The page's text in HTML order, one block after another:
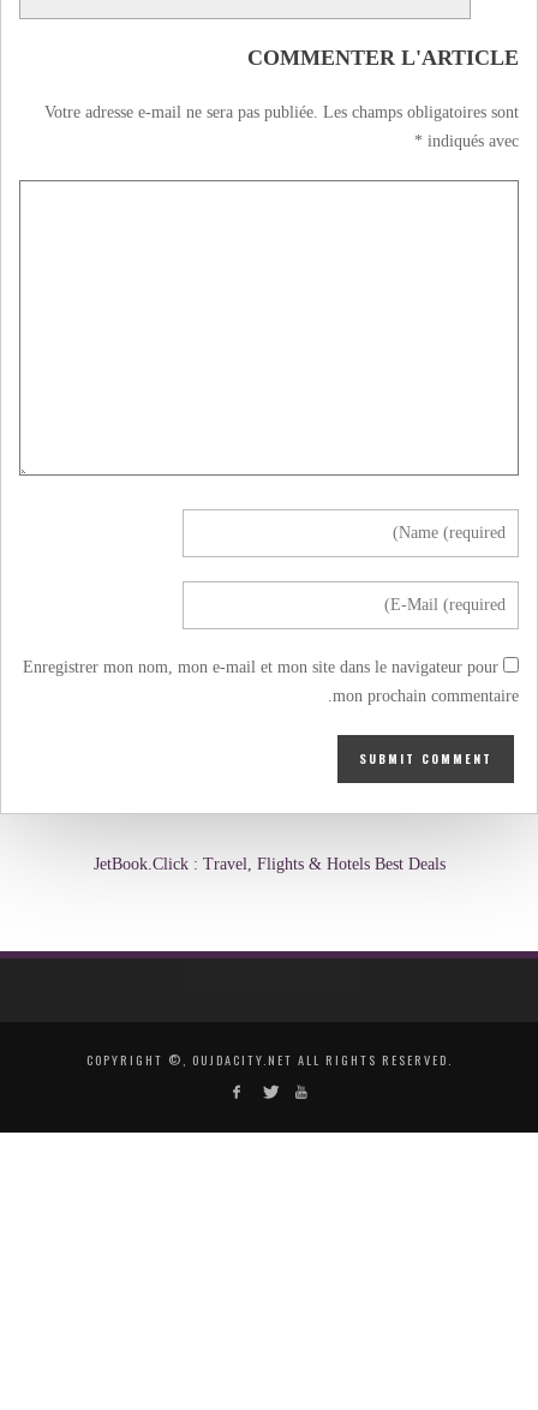
COMMENTER L'ARTICLE
Votre adresse e-mail ne sera pas publiée. Les champs obligatoires sont
indiqués avec
*
Enregistrer mon nom, mon e-mail et mon site dans le navigateur pour
mon prochain commentaire.
JetBook.Click : Travel, Flights & Hotels Best Deals
COPYRIGHT ©, OUJDACITY.NET ALL RIGHTS RESERVED.